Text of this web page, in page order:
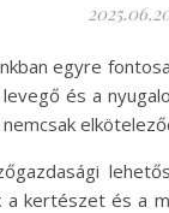
egyre
és a
kertészet és a